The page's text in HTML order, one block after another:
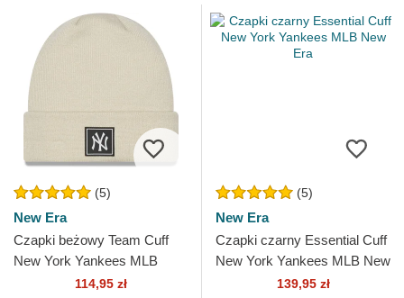
(5)
New Era
Czapki beżowy Team Cuff
New York Yankees MLB
114,95 zł
(5)
New Era
Czapki czarny Essential Cuff
New York Yankees MLB New
139,95 zł